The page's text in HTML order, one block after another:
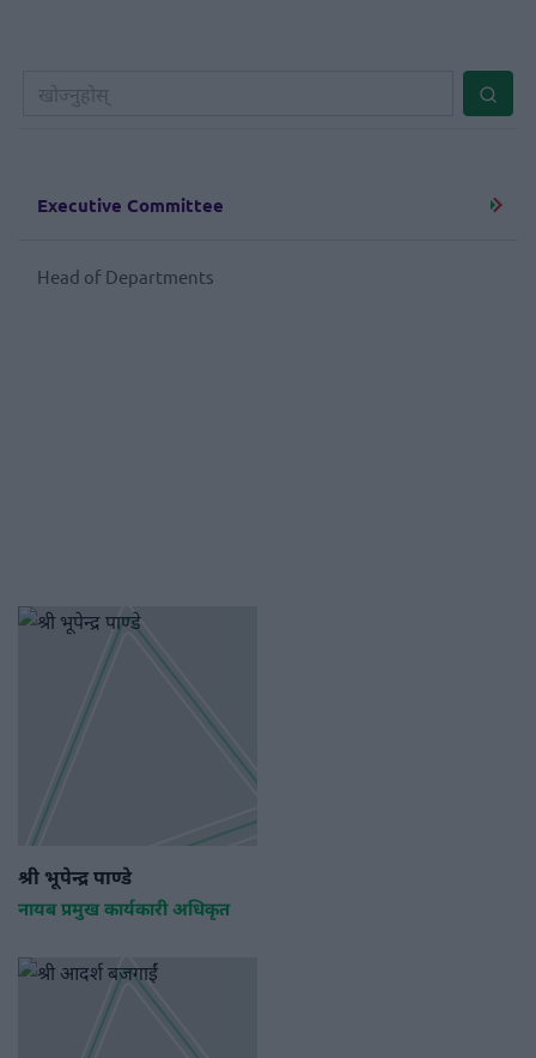
Executive Committee
Head of Departments
श्री भूपेन्द्र पाण्डे
नायब प्रमुख कार्यकारी अधिकृत